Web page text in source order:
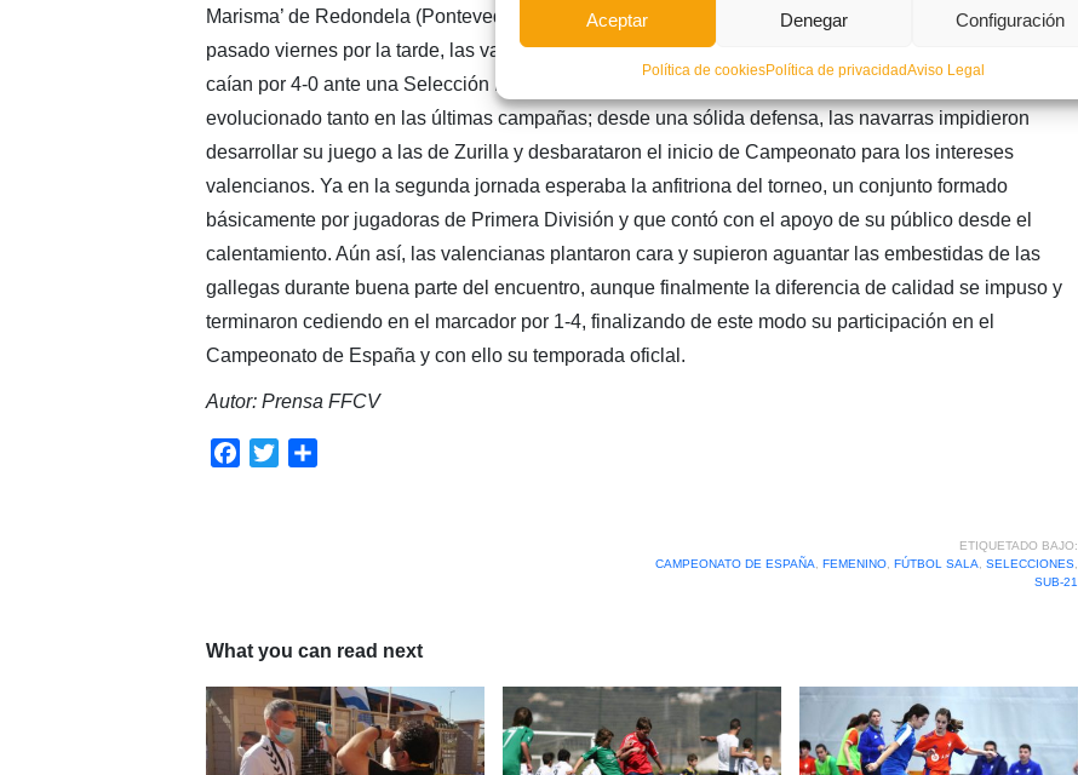
Aceptar Denegar Configuración
Política de cookiesPolítica de privacidadAviso Legal
Marisma’ de Redondela (Pontevedra) el
pasado viernes por la tarde, las valencianas
caían por 4-0 ante una Selección Navarra que demostró porqué su fútbol sala femenino ha
evolucionado tanto en las últimas campañas; desde una sólida defensa, las navarras impidieron
desarrollar su juego a las de Zurilla y desbarataron el inicio de Campeonato para los intereses
valencianos. Ya en la segunda jornada esperaba la anfitriona del torneo, un conjunto formado
básicamente por jugadoras de Primera División y que contó con el apoyo de su público desde el
calentamiento. Aún así, las valencianas plantaron cara y supieron aguantar las embestidas de las
gallegas durante buena parte del encuentro, aunque finalmente la diferencia de calidad se impuso y
terminaron cediendo en el marcador por 1-4, finalizando de este modo su participación en el
Campeonato de España y con ello su temporada oficlal.
Autor: Prensa FFCV
Facebook
Twitter
ETIQUETADO BAJO:
CAMPEONATO DE ESPAÑA
FEMENINO, FÚTBOL SALA SELECCIONES,
SUB-21
What you can read next